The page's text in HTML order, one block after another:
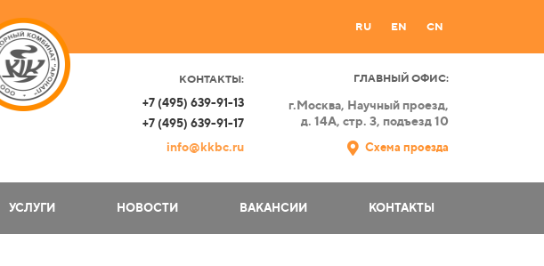
RU EN CN
ГЛАВНЫЙ ОФИС:
г.Москва, Научный проезд,
д. 14А, стр. 3, подъезд 10
Схема проезда
КОНТАКТЫ:
+7 (495) 639-91-13
+7 (495) 639-91-17
info@kkbc.ru
УСЛУГИ НОВОСТИ ВАКАНСИИ КОНТАКТЫ